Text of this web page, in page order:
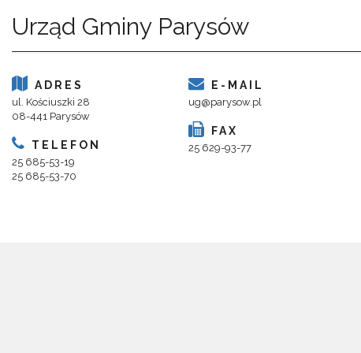
Urząd Gminy Parysów
ADRES
ul. Kościuszki 28
08-441 Parysów
TELEFON
25 685-53-19
25 685-53-70
E-MAIL
ug@parysow.pl
FAX
25 629-93-77